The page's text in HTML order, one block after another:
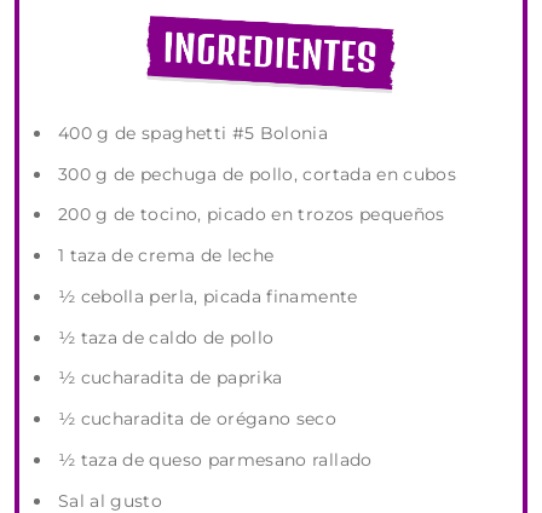
400 g de spaghetti #5 Bolonia
300 g de pechuga de pollo, cortada en cubos
200 g de tocino, picado en trozos pequeños
1 taza de crema de leche
½ cebolla perla, picada finamente
½ taza de caldo de pollo
½ cucharadita de paprika
½ cucharadita de orégano seco
½ taza de queso parmesano rallado
Sal al gusto